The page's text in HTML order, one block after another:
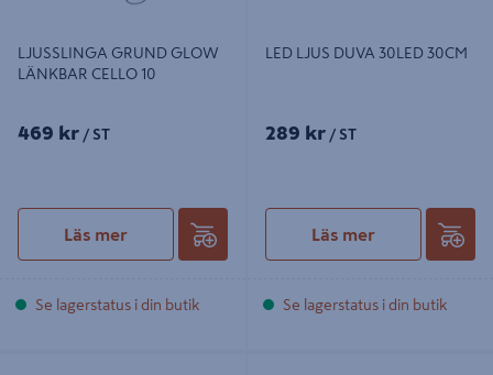
LJUSSLINGA GRUND GLOW
LÄNKBAR CELLO 10
469 kr / ST
Läs mer
Se lagerstatus i din butik
LED LJUS DUVA 30LED 30CM
289 kr / ST
Läs mer
Se lagerstatus i din butik